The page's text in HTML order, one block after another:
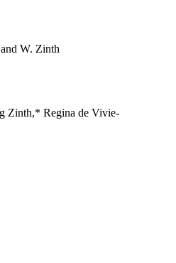
W. Zinth
Zinth,* Regina de Vivie-